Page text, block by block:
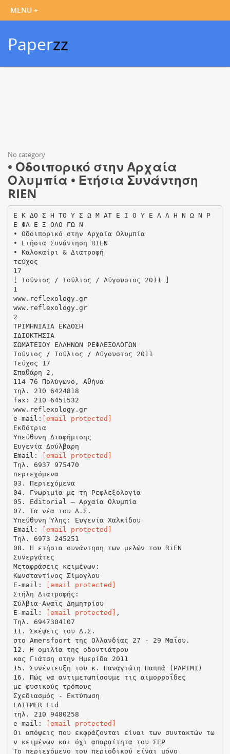
Paperzz
No category
• Οδοιπορικό στην Αρχαία
Ολυμπία • Ετήσια Συνάντηση
RIEN
Ε Κ ΔΟ Σ Η ΤΟ Υ Σ Ω Μ ΑΤ Ε Ι Ο Υ Ε Λ Λ Η Ν Ω Ν Ρ
Ε ΦΛ Ε Ξ ΟΛΟ ΓΩ Ν
• Οδοιπορικό στην Αρχαία Ολυμπία
• Ετήσια Συνάντηση RIEN
• Καλοκαίρι & Διατροφή
τεύχος
17
[ Ιούνιος / Ιούλιος / Αύγουστος 2011 ]
1
www.reflexology.gr
www.reflexology.gr
2
ΤΡΙΜHΝΙΑΙΑ ΕΚΔΟΣΗ
ΙΔΙΟΚΤΗΣΙΑ
ΣΩΜΑΤΕΙΟΥ ΕΛΛΗΝΩΝ ΡΕΦΛΕΞΟΛΟΓΩΝ
Ιούνιος / Ιούλιος / Αύγουστος 2011
Τεύχος 17
Σπαθάρη 2,
114 76 Πολύγωνο, Αθήνα
τηλ. 210 6424818
fax: 210 6451532
www.reflexology.gr
e-mail: [email protected]
Εκδότρια
Υπεύθυνη Διαφήμισης
Ευγενία Δούλβαρη
Email:
[email protected]
Τηλ. 6937 975470
περιεχόμενα
03. Περιεχόμενα
04. Γνωριμία με τη Ρεφλεξολογία
05. Editorial – Αρχαία Ολυμπία
07. Τα νέα του Δ.Σ.
Υπεύθυνη Ύλης: Ευγενία Χαλκίδου
Email:
[email protected]
Τηλ. 6973 245251
08. H ετήσια συνάντηση των μελών του RiEN
Συνεργάτες
Μεταφράσεις κειμένων:
Κωνσταντίνος Σίμογλου
E-mail:
[email protected]
Στήλη Διατροφής:
Σύλβια-Αναϊς Δημητρίου
E-mail:
[email protected] ,
Τηλ. 6947304107
11. Σκέψεις του Δ.Σ.
στο Amersfoort της Ολλανδίας 27 - 29 Μαΐου.
12. Η ομιλία της οδοντιάτρου
κας Γιάτση στην Ημερίδα 2011
15. Συνέντευξη του κ. Παναγιώτη Παππά (PAPIMI)
16. Πώς να αντιμετωπίσουμε τις αιμορροΐδες
με φυσικούς τρόπους
Σχεδιασμός - Εκτύπωση
LAITMER Ltd
τηλ. 210 9480258
e-mail:
[email protected]
Οι απόψεις που εκφράζονται είναι των συντακτών τω
ν κειμένων και όχι απαραίτητα του ΣΕΡ
Το περιεχόμενο του περιοδικού είναι μόνο